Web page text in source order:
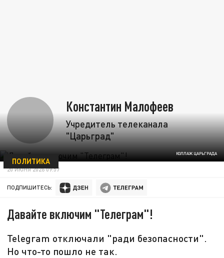
Константин Малофеев
Учредитель телеканала
"Царьград"
КОЛЛАЖ ЦАРЬГРАДА
ПОЛИТИКА
20 ИЮНЯ 2026 09:57
ПОДПИШИТЕСЬ:
Давайте включим "Телеграм"!
Telegram отключали "ради безопасности".
Но что-то пошло не так.